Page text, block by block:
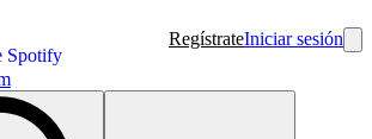
Spotify
RegístrateIniciar sesión